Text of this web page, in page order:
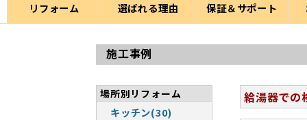
リフォーム 選ばれる理由 保証＆サポート
施工事例
場所別リフォーム
キッチン(30)
給湯器での